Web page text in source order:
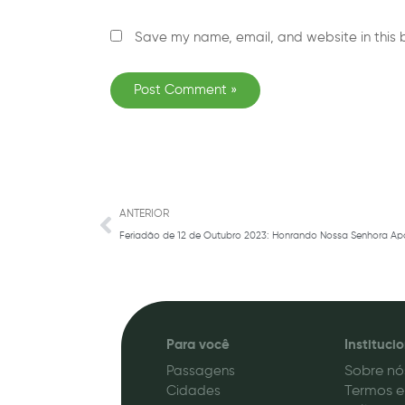
Save my name, email, and website in this
Prev
ANTERIOR
Feriadão de 12 de Outubro 2023: Honrando Nossa Senhora
Para você
Passagens
Cidades
Sobre
Termos